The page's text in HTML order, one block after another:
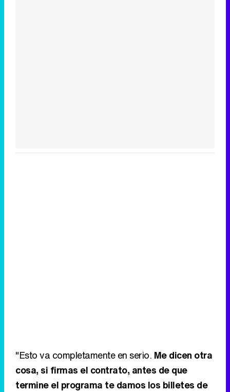
"Esto va completamente en serio. Me dicen otra
cosa, si firmas el contrato, antes de que
termine el programa te damos los billetes de